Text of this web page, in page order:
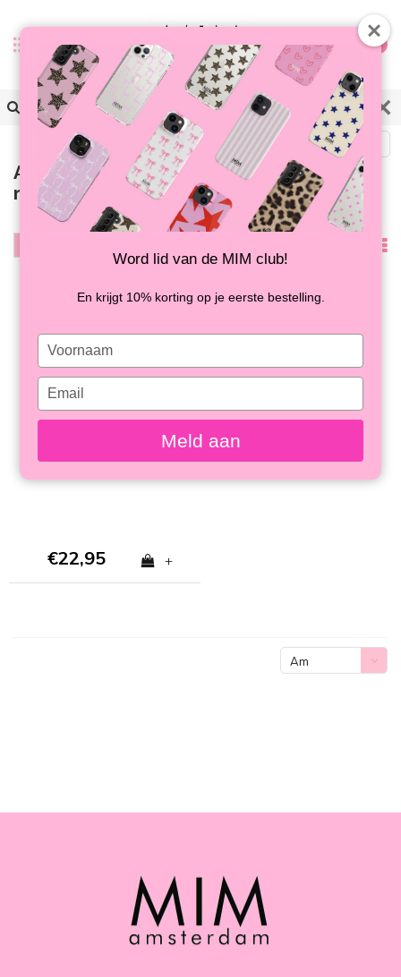
0
Zurück
Artikel mit Schlagwort
marmeren iphone hoesje
angesehen
SWEET STARS - MIM
€22,95 +
Am
Word lid van de MIM club!
En krijgt 10% korting op je eerste bestelling.
Type
your
name
Type
your
email
Meld aan